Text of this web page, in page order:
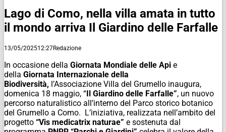
Lago di Como, nella villa amata in tutto
il mondo arriva Il Giardino delle Farfalle
13/05/202512:27Redazione
In occasione della Giornata Mondiale delle Api e
della Giornata Internazionale della
Biodiversità, l’Associazione Villa del Grumello inaugura,
domenica 18 maggio, “Il Giardino delle Farfalle”, un nuovo
percorso naturalistico all’interno del Parco storico botanico
del Grumello a Como. L’iniziativa, realizzata nell’ambito del
progetto “Vis medicatrix naturae” e sostenuta dal